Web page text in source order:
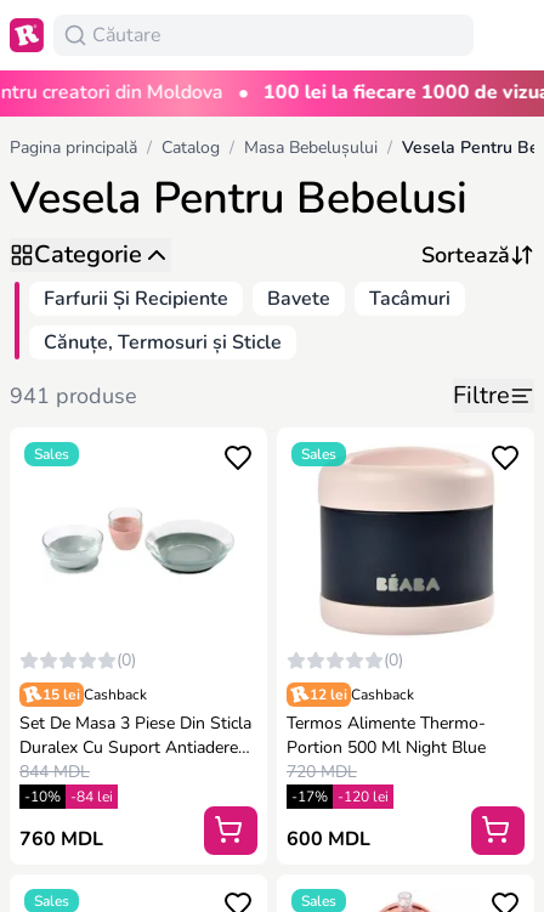
creatori din Moldova • 100 lei la fiecare 1000 de
Pagina principală / Catalog / Masa Bebelușului / Vesela Pentru
Vesela Pentru Bebelusi
Categorie
Farfurii Și Recipiente Bavete
Tacâmuri
Cănuțe, Termosuri și Sticle
941 produse Filtre
Sales
(0)
15 lei Cashback
Set De Masa 3 Piese Din Sticla
Duralex Cu Suport Antiaderent
- Eucalyptus
844 MDL
-10% -84 lei
760 MDL
Sales
(0)
12 lei Cashback
Termos Alimente Thermo-
Portion 500 Ml Night Blue
720 MDL
-17% -120 lei
600 MDL
Sales Sales